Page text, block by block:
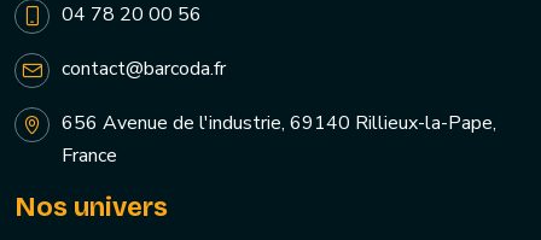
04 78 20 00 56
contact@barcoda.fr
656 Avenue de l'industrie, 69140 Rillieux-la-Pape,
France
Nos univers